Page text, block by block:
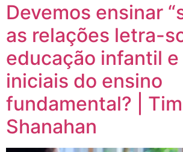
Devemos ensinar
as relações letra-
educação infantil e
iniciais do ensino
fundamental? |
Shanahan